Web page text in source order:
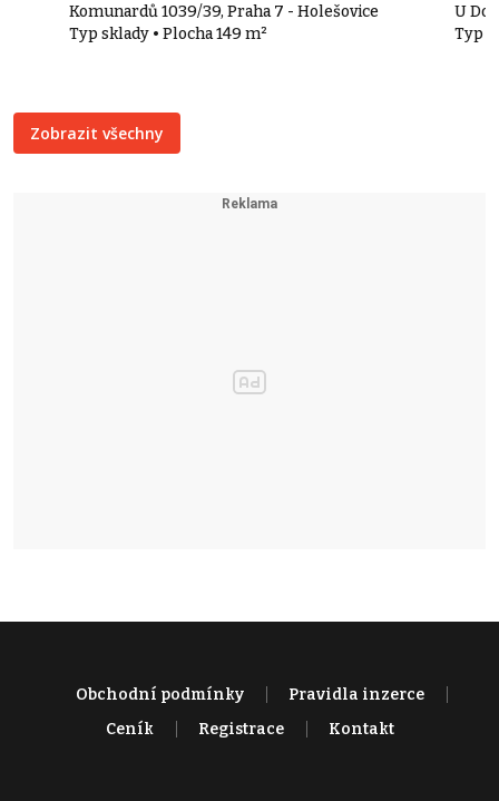
Komunardů 1039/39, Praha 7 - Holešovice
Typ sklady • Plocha 149 m²
U
Typ
Zobrazit všechny
Obchodní podmínky
Pravidla inzerce
Ceník
Registrace Kontakt